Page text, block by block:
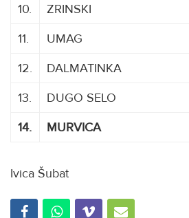
10.
ZRINSKI
11.
UMAG
12.
DALMATINKA
13.
DUGO SELO
14.
MURVICA
Ivica Šubat